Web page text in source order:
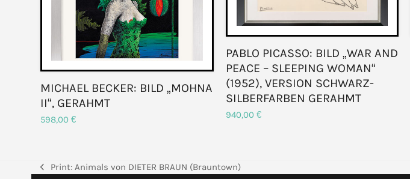
MICHAEL BECKER: BILD „MOHNA
II“, GERAHMT
598,00€
PABLO PICASSO: BILD „WAR AND
PEACE – SLEEPING WOMAN“
(1952), VERSION SCHWARZ-
SILBERFARBEN GERAHMT
940,00 €
vorheriger
Print: Animals von DIETER BRAUN (Brauntown)